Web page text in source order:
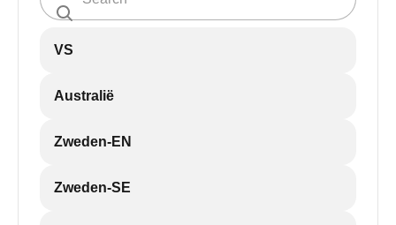
VS
Australië
Zweden-EN
Zweden-SE